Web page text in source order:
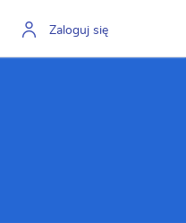
Zaloguj się